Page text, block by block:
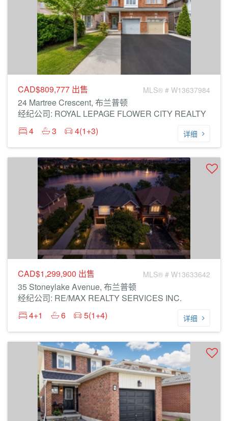
CAD$809,777 出售 MLS® # W13637984
24 Martree Crescent, 布兰普顿
经纪公司: ROYAL LEPAGE FLOWER CITY REALTY
4
3 4(1+3) 详细
CAD$1,299,900 出售 MLS® # W13633642
35 Stoneylake Avenue, 布兰普顿
经纪公司: RE/MAX REALTY SERVICES INC.
4+1
6 5(1+4) 详细